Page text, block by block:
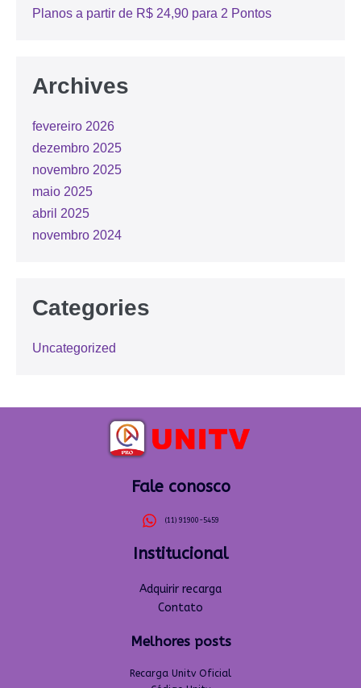
Planos a partir de R$ 24,90 para 2 Pontos
Archives
fevereiro 2026
dezembro 2025
novembro 2025
maio 2025
abril 2025
novembro 2024
Categories
Uncategorized
Fale conosco
(11) 91900-5459
Institucional
Adquirir recarga
Contato
Melhores posts
Recarga Unitv Oficial